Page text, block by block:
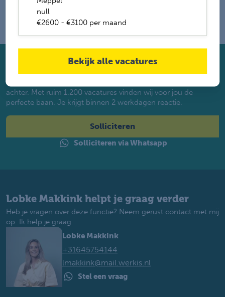
null
€2600 - €3100 per maand
Bekijk alle vacatures
Solliciteer direct
Twijfel je of je geschikt bent? Laat dan toch je gegevens
achter. Met ruim 1.200 vacatures vinden wij voor jou de
perfecte baan. Je krijgt binnen 2 werkdagen reactie.
Solliciteren
Solliciteren via Whatsapp
Lobke Makkink helpt je graag verder
Heb je vragen over deze functie? Neem gerust contact met mij
op. Ik help je graag.
Lobke Makkink
+31645754144
lmakkink@mail.werkis.nl
Stel een vraag